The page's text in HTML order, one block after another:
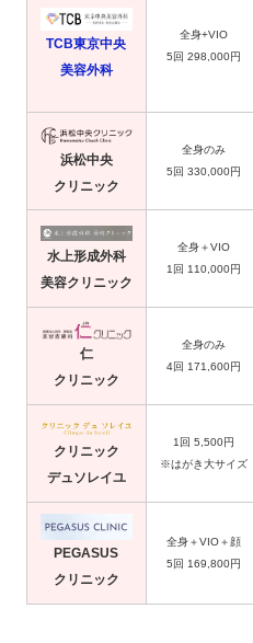
TCB東京中央
美容外科
全身+VIO
5回 298,000円
浜松中央
クリニック
全身のみ
5回 330,000円
水上形成外科
美容クリニック
全身＋VIO
1回 110,000円
仁
クリニック
全身のみ
4回 171,600円
クリニック
デュソレイユ
1回 5,500円
※はがき大サイズ
PEGASUS
クリニック
全身＋VIO＋顔
5回 169,800円